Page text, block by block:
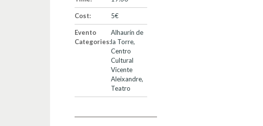
Cost: 5€
Evento
Categories:
Alhaurín de
la Torre,
Centro
Cultural
Vicente
Aleixandre,
Teatro